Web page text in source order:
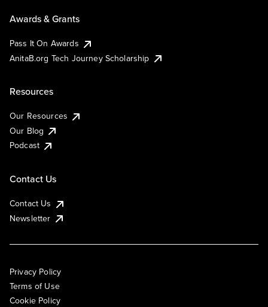
Awards & Grants
Pass It On Awards
AnitaB.org Tech Journey Scholarship
Resources
Our Resources
Our Blog
Podcast
Contact Us
Contact Us
Newsletter
Privacy Policy
Terms of Use
Cookie Policy